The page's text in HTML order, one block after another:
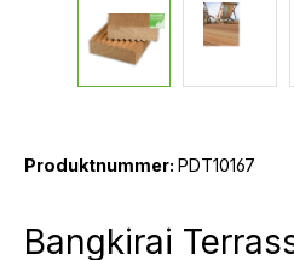
Produktnummer: PDT10167
Bangkirai